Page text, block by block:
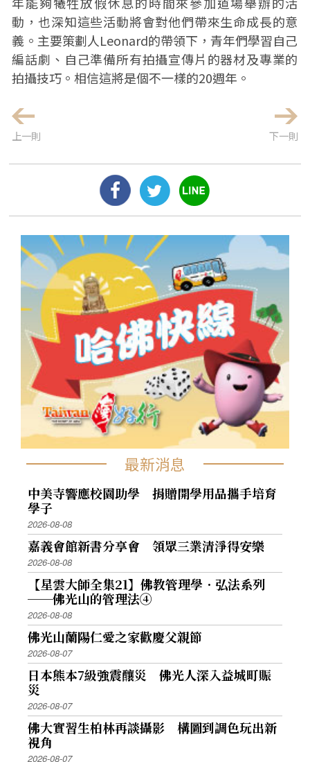
動，也深知這些活動將會對他們帶來生命成長的意
義。主要策劃人Leonard的帶領下，青年們學習自己
編話劇、自己準備所有拍攝宣傳片的器材及專業的
拍攝技巧。相信這將是個不一樣的20週年。
上一則 下一則
最新消息
中美寺響應校園助學 捐贈開學用品攜手培育
學子
2026-08-08
嘉義會館新書分享會 領眾三業清淨得安樂
2026-08-08
【星雲大師全集21】佛教管理學．弘法系列
──佛光山的管理法④
2026-08-08
佛光山蘭陽仁愛之家歡慶父親節
2026-08-07
日本熊本7級強震釀災 佛光人深入益城町賑
災
2026-08-07
佛大實習生柏林再談攝影 構圖到調色玩出新
視角
2026-08-07